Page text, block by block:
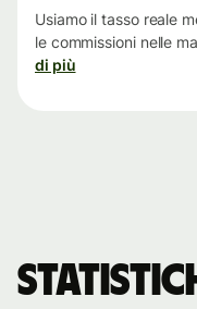
Usiamo il tasso reale
le commissioni nelle
di più